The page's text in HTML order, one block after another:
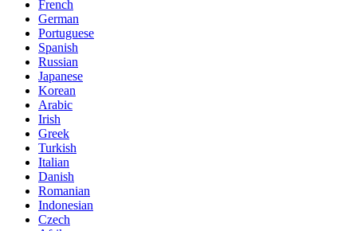
French
German
Portuguese
Spanish
Russian
Japanese
Korean
Arabic
Irish
Greek
Turkish
Italian
Danish
Romanian
Indonesian
Czech